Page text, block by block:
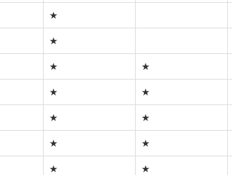
★
★
★ ★
★ ★
★ ★
★ ★
★ ★